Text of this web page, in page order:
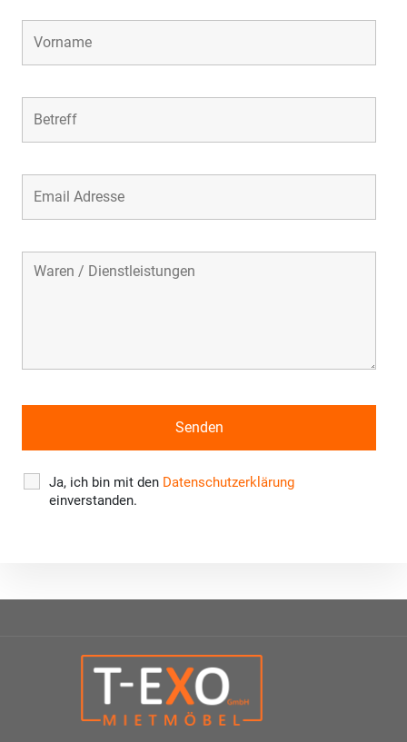
Ja, ich bin mit den Datenschutzerklärung
einverstanden.